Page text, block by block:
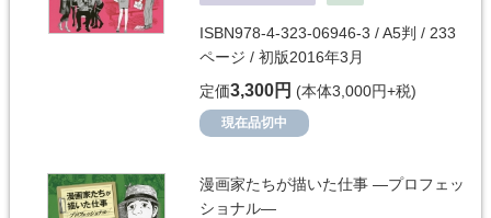
ISBN978-4-323-06946-3 / A5判 / 233
ページ / 初版2016年3月
定価3,300円 (本体3,000円+税)
現在品切中
漫画家たちが描いた仕事 ―プロフェッ
ショナル―